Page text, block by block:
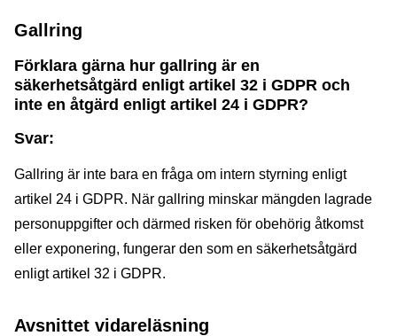
Gallring
Förklara gärna hur gallring är en
säkerhetsåtgärd enligt artikel 32 i GDPR och
inte en åtgärd enligt artikel 24 i GDPR?
Svar:
Gallring är inte bara en fråga om intern styrning enligt
artikel 24 i GDPR. När gallring minskar mängden lagrade
personuppgifter och därmed risken för obehörig åtkomst
eller exponering, fungerar den som en säkerhetsåtgärd
enligt artikel 32 i GDPR.
Avsnittet vidareläsning